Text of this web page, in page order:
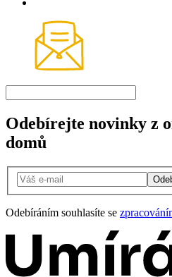
Odebírejte novinky z
domů
Odebíráním souhlasíte se